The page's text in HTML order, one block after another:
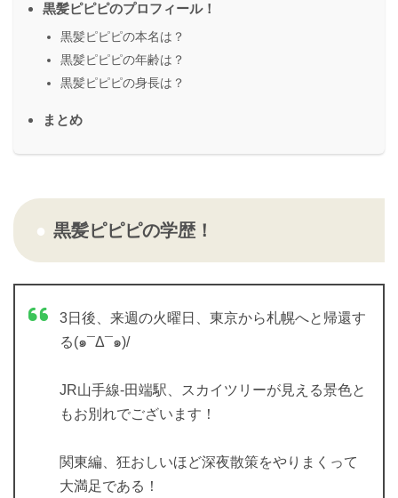
黒髪ピピピのプロフィール！
黒髪ピピピの本名は？
黒髪ピピピの年齢は？
黒髪ピピピの身長は？
まとめ
黒髪ピピピの学歴！
3日後、来週の火曜日、東京から札幌へと帰還す
る(๑¯Δ¯๑)/
JR山手線-田端駅、スカイツリーが見える景色と
もお別れでございます！
関東編、狂おしいほど深夜散策をやりまくって
大満足である！